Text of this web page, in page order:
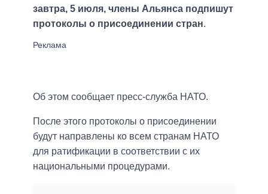
завтра, 5 июля, члены Альянса подпишут
протоколы о присоединении стран.
Об этом сообщает пресс-служба НАТО.
После этого протоколы о присоединении
будут направлены ко всем странам НАТО
для ратификации в соответствии с их
национальными процедурами.